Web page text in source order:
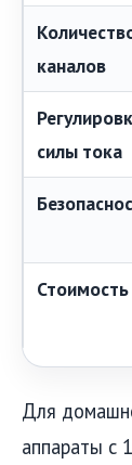
каналов
силы тока
Стоимость
Для
аппараты с